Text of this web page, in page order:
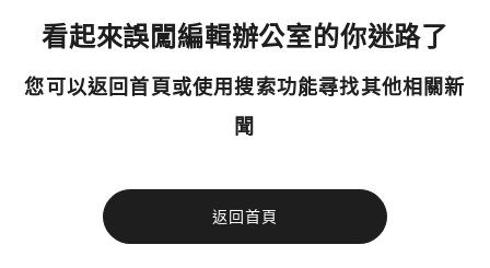
看起來誤闖編輯辦公室的你迷路了
您可以返回首頁或使用搜索功能尋找其他相關新
聞
返回首頁
今日熱門
使用以下帳號繼續
您已閒置5分鐘，請點擊關閉按鈕或空白處，即可回到加密
今日熱門